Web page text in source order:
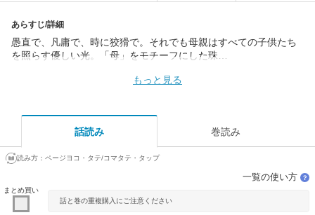
あらすじ/詳細
愚直で、凡庸で、時に狡猾で。それでも母親はすべての子供たち
を照らす優しい光。「母」をモチーフにした珠…
もっと見る
話読み 巻読み
読み方： ページヨコ・タテ/コマタテ・タップ
まとめ買い
一覧の使い方 ？
話と巻の重複購入にご注意ください